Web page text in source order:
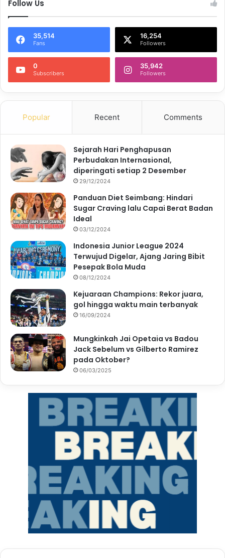
Follow Us
35,514
Fans
16,254
Followers
0
Subscribers
35,942
Followers
Popular Recent Comments
Sejarah Hari Penghapusan
Perbudakan Internasional,
diperingati setiap 2 Desember
29/12/2024
Panduan Diet Seimbang: Hindari
Sugar Craving lalu Capai Berat Badan
Ideal
03/12/2024
Indonesia Junior League 2024
Terwujud Digelar, Ajang Jaring Bibit
Pesepak Bola Muda
08/12/2024
Kejuaraan Champions: Rekor juara,
gol hingga waktu main terbanyak
16/09/2024
Mungkinkah Jai Opetaia vs Badou
Jack Sebelum vs Gilberto Ramirez
pada Oktober?
06/03/2025